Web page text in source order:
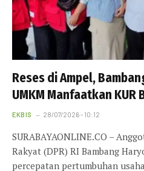
Reses di Ampel,
UMKM Manfaatkan KUR
EKBIS 28/07/2026 - 10:12
SURABAYAONLINE.CO –
Rakyat (DPR) RI Bambang
percepatan pertumbuhan